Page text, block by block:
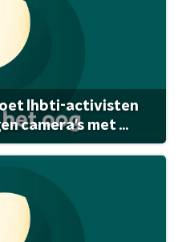
lhbti-activisten
camera's met ...